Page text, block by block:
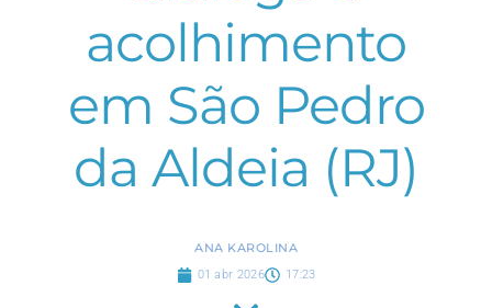
acolhimento
em São Pedro
da Aldeia (RJ)
ANA KAROLINA
01 abr 2026 17:23